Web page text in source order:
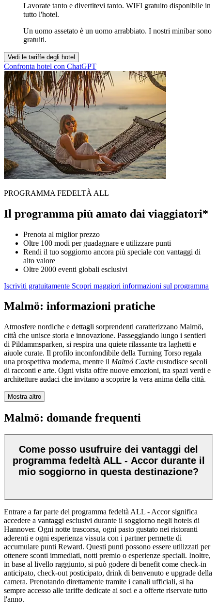
Lavorate tanto e divertitevi tanto. WIFI gratuito disponibile in
tutto l'hotel.
Un uomo assetato è un uomo arrabbiato. I nostri minibar sono
gratuiti.
Vedi le tariffe degli hotel
Confronta hotel con ChatGPT
PROGRAMMA FEDELTÀ ALL
Il programma più amato dai viaggiatori*
Prenota al miglior prezzo
Oltre 100 modi per guadagnare e utilizzare punti
Rendi il tuo soggiorno ancora più speciale con vantaggi di
alto valore
Oltre 2000 eventi globali esclusivi
Iscriviti gratuitamente Scopri maggiori informazioni sul programma
Malmö: informazioni pratiche
Atmosfere nordiche e dettagli sorprendenti caratterizzano Malmö,
città che unisce storia e innovazione. Passeggiando lungo i sentieri
di Pildammsparken, si respira una quiete rilassante tra laghetti e
aiuole curate. Il profilo inconfondibile della Turning Torso regala
una prospettiva moderna, mentre il Malmö Castle custodisce secoli
di racconti e arte. Ogni visita offre nuove emozioni, tra spazi verdi e
architetture audaci che invitano a scoprire la vera anima della città.
Mostra altro
Malmö: domande frequenti
Come posso usufruire dei vantaggi del
programma fedeltà ALL - Accor durante il
mio soggiorno in questa destinazione?
Entrare a far parte del programma fedeltà ALL - Accor significa
accedere a vantaggi esclusivi durante il soggiorno negli hotels di
Hannover. Ogni notte trascorsa, ogni pasto gustato nei ristoranti
aderenti e ogni esperienza vissuta con i partner permette di
accumulare punti Reward. Questi punti possono essere utilizzati per
ottenere sconti immediati, notti premio o esperienze speciali. Inoltre,
in base al livello raggiunto, si può godere di benefit come check-in
anticipato, check-out posticipato, drink di benvenuto e upgrade della
camera. Prenotando direttamente tramite i canali ufficiali, si ha
sempre accesso alle tariffe dedicate ai soci e a offerte riservate tutto
l'anno.